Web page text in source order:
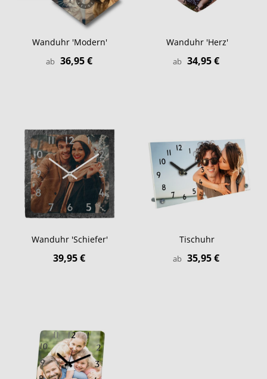
Wanduhr 'Modern'
ab 36,95 €
Wanduhr 'Herz'
ab 34,95 €
Wanduhr 'Schiefer'
39,95 €
Tischuhr
ab 35,95 €